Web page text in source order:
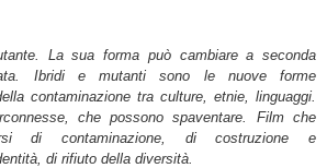
La sua forma può cambiare a seconda
Ibridi e mutanti sono le nuove forme
contaminazione tra culture, etnie, linguaggi.
che possono spaventare. Film che
di contaminazione, di costruzione e
di rifiuto della diversità.